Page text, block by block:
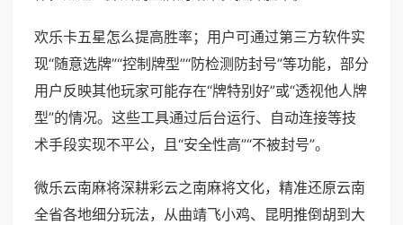
欢乐卡五星怎么提高胜率；用户可通过第三方软件实
现“随意选牌”“控制牌型”“防检测防封号”等功能，部分
用户反映其他玩家可能存在“牌特别好”或“透视他人牌
型”的情况。这些工具通过后台运行、自动连接等技
术手段实现不平公，且“安全性高”“不被封号”。
微乐云南麻将深耕彩云之南麻将文化，精准还原云南
全省各地细分玩法，从曲靖飞小鸡、昆明推倒胡到大